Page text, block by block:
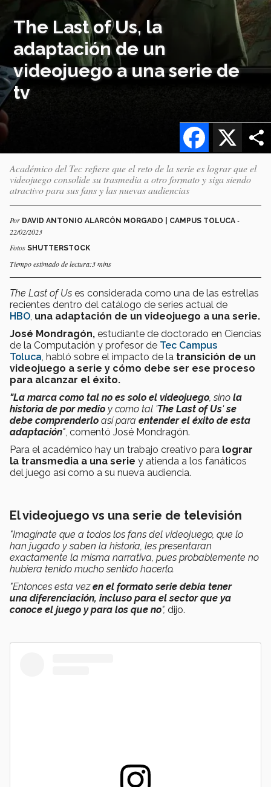
The Last of Us, la
adaptación de un
videojuego a una serie de
tv
X
Facebook
Académico del Tec refiere que el reto de la serie es lograr que el
videojuego consolide su trasmedia a otro formato y siga siendo
atractivo para sus fans y las nuevas audiencias
Por DAVID ANTONIO ALARCÓN MORGADO | CAMPUS TOLUCA -
22/02/2023
Fotos SHUTTERSTOCK
Tiempo estimado de lectura:3 mins
The Last of Us es considerada como una de las estrellas
recientes dentro del catálogo de series actual de
HBO una adaptación de un videojuego a una serie.
José Mondragón, estudiante de doctorado en Ciencias
de la Computación y profesor de Tec Campus
Toluca , habló sobre el impacto de la transición de un
videojuego a serie y cómo debe ser ese proceso
para alcanzar el éxito.
"La marca como tal no es solo el videojuego , sino la
historia de por medio y como tal 'The Last of Us'se
debe comprenderlo así para entender el éxito de esta
adaptación" , comentó José Mondragón.
Para el académico hay un trabajo creativo para lograr
la transmedia a una serie y atienda a los fanáticos
del juego así como a su nueva audiencia.
El videojuego vs una serie de televisión
"Imagínate que a todos los fans del videojuego, que lo
han jugado y saben la historia, les presentaran
exactamente la misma narrativa, pues probablemente no
hubiera tenido mucho sentido hacerlo.
"Entonces esta vezen el formato serie debía tener
una diferenciación, incluso para el sector que ya
conoce el juego y para los que no", dijo.